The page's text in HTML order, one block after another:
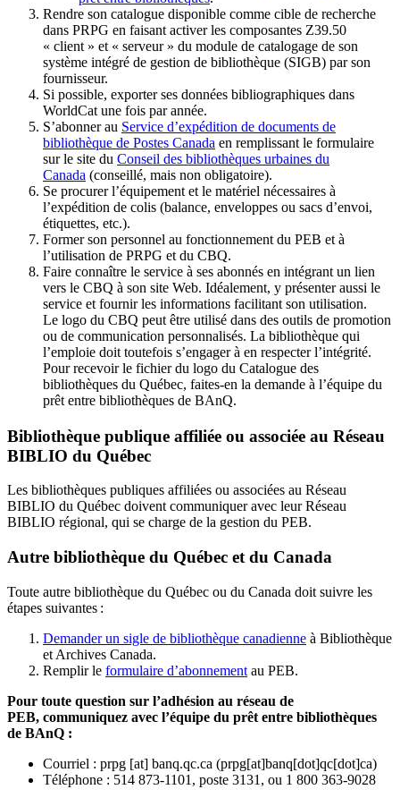
Rendre son catalogue disponible comme cible de recherche
dans PRPG en faisant activer les composantes Z39.50
« client » et « serveur » du module de catalogage de son
système intégré de gestion de bibliothèque (SIGB) par son
fournisseur.
Si possible, exporter ses données bibliographiques dans
WorldCat une fois par année.
S’abonner au Service d’expédition de documents de
bibliothèque de Postes Canada en remplissant le formulaire
sur le site du Conseil des bibliothèques urbaines du
Canada (conseillé, mais non obligatoire).
Se procurer l’équipement et le matériel nécessaires à
l’expédition de colis (balance, enveloppes ou sacs d’envoi,
étiquettes, etc.).
Former son personnel au fonctionnement du PEB et à
l’utilisation de PRPG et du CBQ.
Faire connaître le service à ses abonnés en intégrant un lien
vers le CBQ à son site Web. Idéalement, y présenter aussi le
service et fournir les informations facilitant son utilisation.
Le logo du CBQ peut être utilisé dans des outils de promotion
ou de communication personnalisés. La bibliothèque qui
l’emploie doit toutefois s’engager à en respecter l’intégrité.
Pour recevoir le fichier du logo du Catalogue des
bibliothèques du Québec, faites-en la demande à l’équipe du
prêt entre bibliothèques de BAnQ.
Bibliothèque publique affiliée ou associée au Réseau
BIBLIO du Québec
Les bibliothèques publiques affiliées ou associées au Réseau
BIBLIO du Québec doivent communiquer avec leur Réseau
BIBLIO régional, qui se charge de la gestion du PEB.
Autre bibliothèque du Québec et du Canada
Toute autre bibliothèque du Québec ou du Canada doit suivre les
étapes suivantes :
Demander un sigle de bibliothèque canadienne à Bibliothèque
et Archives Canada.
Remplir le formulaire d’abonnement au PEB.
Pour toute question sur l’adhésion au réseau de
PEB, communiquez avec l’équipe du prêt entre bibliothèques
de BAnQ :
Courriel : prpg [at] banq.qc.ca (prpg[at]banq[dot]qc[dot]ca)
Téléphone : 514 873-1101, poste 3131, ou 1 800 363-9028